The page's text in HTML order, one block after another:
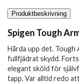
Produktbeskrivning
Spigen Tough
Hårda upp det.
fullfjädrat skydd.
elegant sköld för
tapp. Var alltid redo